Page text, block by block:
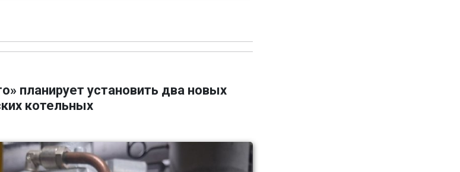
планирует установить два новых
котельных